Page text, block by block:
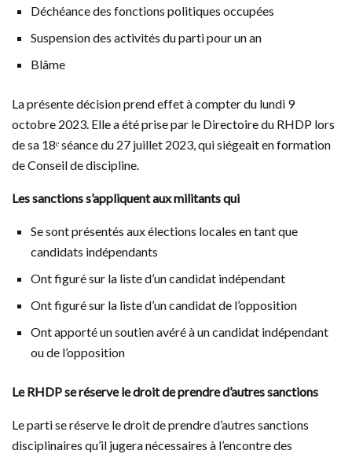
Déchéance des fonctions politiques occupées
Suspension des activités du parti pour un an
Blâme
La présente décision prend effet à compter du lundi 9
octobre 2023. Elle a été prise par le Directoire du RHDP lors
de sa 18ᵉ séance du 27 juillet 2023, qui siégeait en formation
de Conseil de discipline.
Les sanctions s’appliquent aux militants qui
Se sont présentés aux élections locales en tant que
candidats indépendants
Ont figuré sur la liste d’un candidat indépendant
Ont figuré sur la liste d’un candidat de l’opposition
Ont apporté un soutien avéré à un candidat indépendant
ou de l’opposition
Le RHDP se réserve le droit de prendre d’autres sanctions
Le parti se réserve le droit de prendre d’autres sanctions
disciplinaires qu’il jugera nécessaires à l’encontre des